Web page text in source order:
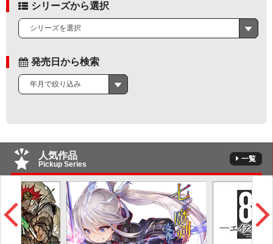
シリーズから選択
シリーズを選択
発売日から検索
年月で絞り込み
人気作品
Pickup Series
一覧